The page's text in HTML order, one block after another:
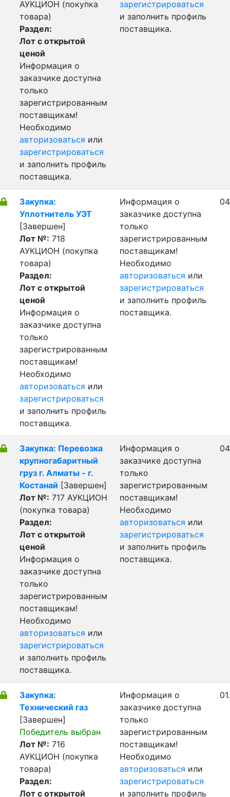
АУКЦИОН (покупка
товара)
Раздел:
Лот с открытой
ценой
Информация о
заказчике доступна
только
зарегистрированным
поставщикам!
Необходимо
авторизоваться или
зарегистрироваться
и заполнить профиль
поставщика.
зарегистрироваться
и заполнить профиль
поставщика.
Закупка:
Уплотнитель УЭТ
[Завершен]
Лот №: 718
АУКЦИОН (покупка
товара)
Раздел:
Лот с открытой
ценой
Информация о
заказчике доступна
только
зарегистрированным
поставщикам!
Необходимо
авторизоваться или
зарегистрироваться
и заполнить профиль
поставщика.
Информация о
заказчике доступна
только
зарегистрированным
поставщикам!
Необходимо
авторизоваться или
зарегистрироваться
и заполнить профиль
поставщика.
Закупка: Перевозка
крупногабаритный
груз г. Алматы - г.
Костанай [Завершен]
Лот №: 717 АУКЦИОН
(покупка товара)
Раздел:
Лот с открытой
ценой
Информация о
заказчике доступна
только
зарегистрированным
поставщикам!
Необходимо
авторизоваться или
зарегистрироваться
и заполнить профиль
поставщика.
Информация о
заказчике доступна
только
зарегистрированным
поставщикам!
Необходимо
авторизоваться или
зарегистрироваться
и заполнить профиль
поставщика.
Закупка:
Технический газ
[Завершен]
Победитель выбран
Лот №: 716
АУКЦИОН (покупка
товара)
Раздел:
Лот с открытой
Информация о
заказчике доступна
только
зарегистрированным
поставщикам!
Необходимо
авторизоваться или
зарегистрироваться
и заполнить профиль